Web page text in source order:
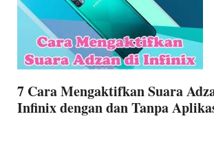
7 Cara Mengaktifkan Suara
Infinix dengan dan Tanpa